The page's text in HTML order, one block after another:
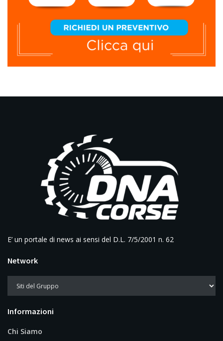
E’ un portale di news ai sensi del D.L. 7/5/2001 n. 62
Network
Informazioni
Chi Siamo